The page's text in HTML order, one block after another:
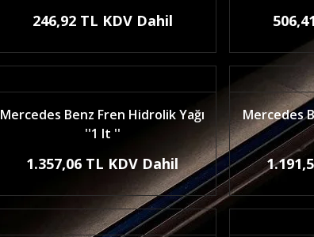
246,92 TL KDV Dahil
Mercedes Benz Fren Hidrolik Yağı
''1 lt ''
1.357,06 TL KDV Dahil
Mercedes